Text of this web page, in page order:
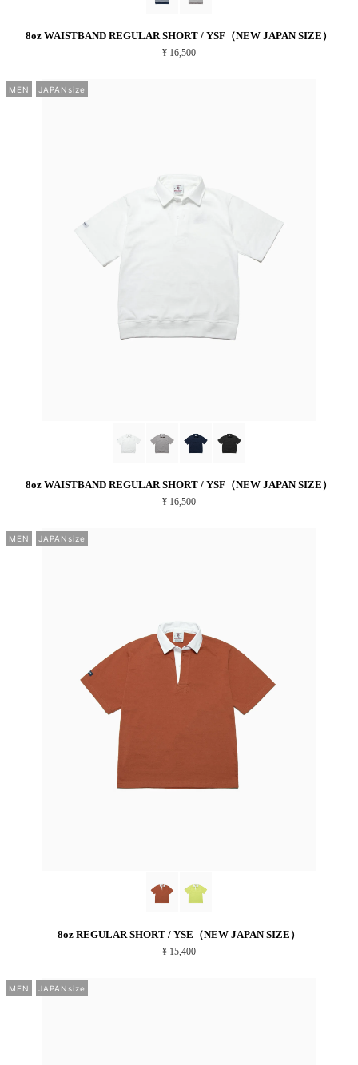
8oz WAISTBAND REGULAR SHORT / YSF（NEW JAPAN SIZE）
¥ 16,500
MEN JAPANsize
8oz WAISTBAND REGULAR SHORT / YSF（NEW JAPAN SIZE）
¥ 16,500
MEN JAPANsize
8oz REGULAR SHORT / YSE（NEW JAPAN SIZE）
¥ 15,400
MEN JAPANsize